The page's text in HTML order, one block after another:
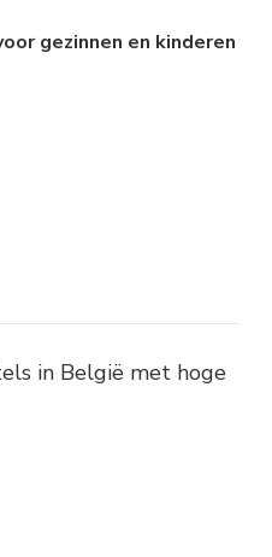
gezinnen en kinderen
in België met hoge